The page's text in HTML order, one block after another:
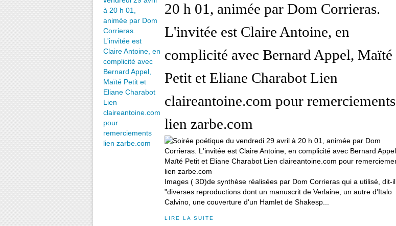
20 h 01, animée par Dom Corrieras.
L'invitée est Claire Antoine, en
complicité avec Bernard Appel, Maïté
Petit et Eliane Charabot Lien
claireantoine.com pour remerciements
lien zarbe.com
Images ( 3D)de synthèse réalisées par Dom Corrieras qui a utilisé, dit-il
"diverses reproductions dont un manuscrit de Verlaine, un autre d'Italo
Calvino, une couverture d'un Hamlet de Shakesp...
LIRE LA SUITE